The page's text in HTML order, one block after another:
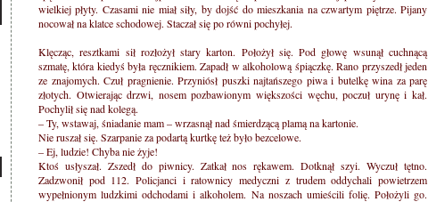
wielkiej płyty. Czasami nie miał siły, by dojść do mieszkania na czwartym piętrze. Pijany
nocował na klatce schodowej. Staczał się po równi pochyłej.
Klęcząc, resztkami sił rozłożył stary karton. Położył się. Pod głowę wsunął cuchnącą
szmatę, która kiedyś była ręcznikiem. Zapadł w alkoholową śpiączkę. Rano przyszedł jeden
ze znajomych. Czuł pragnienie. Przyniósł puszki najtańszego piwa i butelkę wina za parę
złotych. Otwierając drzwi, nosem pozbawionym większości węchu, poczuł urynę i kał.
Pochylił się nad kolegą.
– Ty, wstawaj, śniadanie mam – wrzasnął nad śmierdzącą plamą na kartonie.
Nie ruszał się. Szarpanie za podartą kurtkę też było bezcelowe.
– Ej, ludzie! Chyba nie żyje!
Ktoś usłyszał. Zszedł do piwnicy. Zatkał nos rękawem. Dotknął szyi. Wyczuł tętno.
Zadzwonił pod 112. Policjanci i ratownicy medyczni z trudem oddychali powietrzem
wypełnionym ludzkimi odchodami i alkoholem. Na noszach umieścili folię. Położyli go.